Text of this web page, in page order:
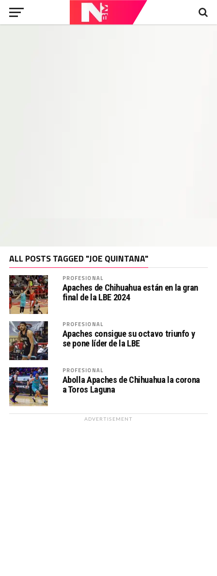
ALL POSTS TAGGED "JOE QUINTANA"
PROFESIONAL
Apaches de Chihuahua están en la gran
final de la LBE 2024
PROFESIONAL
Apaches consigue su octavo triunfo y
se pone líder de la LBE
PROFESIONAL
Abolla Apaches de Chihuahua la corona
a Toros Laguna
ADVERTISEMENT